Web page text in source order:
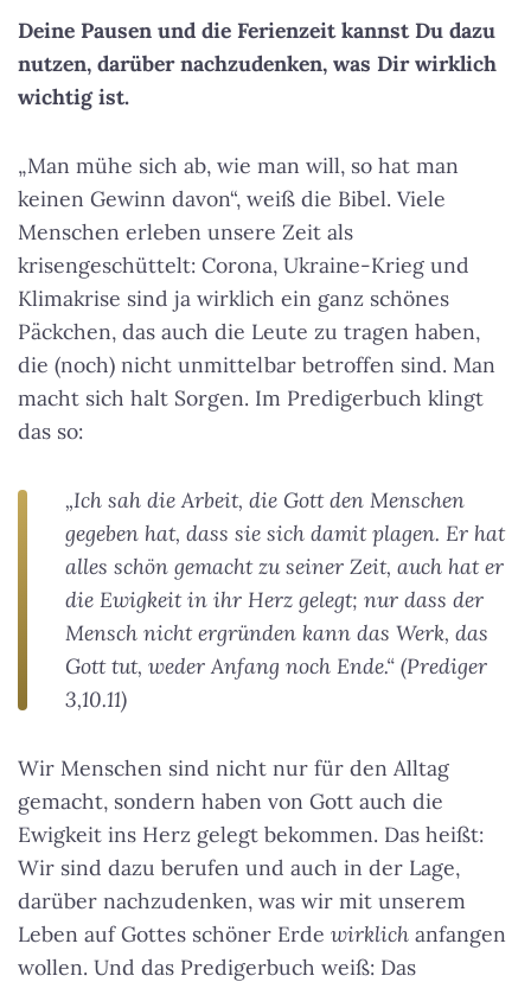
Deine Pausen und die Ferienzeit kannst Du dazu
nutzen, darüber nachzudenken, was Dir wirklich
wichtig ist.
„Man mühe sich ab, wie man will, so hat man
keinen Gewinn davon“, weiß die Bibel. Viele
Menschen erleben unsere Zeit als
krisengeschüttelt: Corona, Ukraine-Krieg und
Klimakrise sind ja wirklich ein ganz schönes
Päckchen, das auch die Leute zu tragen haben,
die (noch) nicht unmittelbar betroffen sind. Man
macht sich halt Sorgen. Im Predigerbuch klingt
das so:
„Ich sah die Arbeit, die Gott den Menschen
gegeben hat, dass sie sich damit plagen. Er hat
alles schön gemacht zu seiner Zeit, auch hat er
die Ewigkeit in ihr Herz gelegt; nur dass der
Mensch nicht ergründen kann das Werk, das
Gott tut, weder Anfang noch Ende.“ (Prediger
3,10.11)
Wir Menschen sind nicht nur für den Alltag
gemacht, sondern haben von Gott auch die
Ewigkeit ins Herz gelegt bekommen. Das heißt:
Wir sind dazu berufen und auch in der Lage,
darüber nachzudenken, was wir mit unserem
Leben auf Gottes schöner Erde wirklich anfangen
wollen. Und das Predigerbuch weiß: Das